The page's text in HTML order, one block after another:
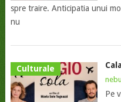
spre traire. Anticipatia unui
nu
Culturale
Pe